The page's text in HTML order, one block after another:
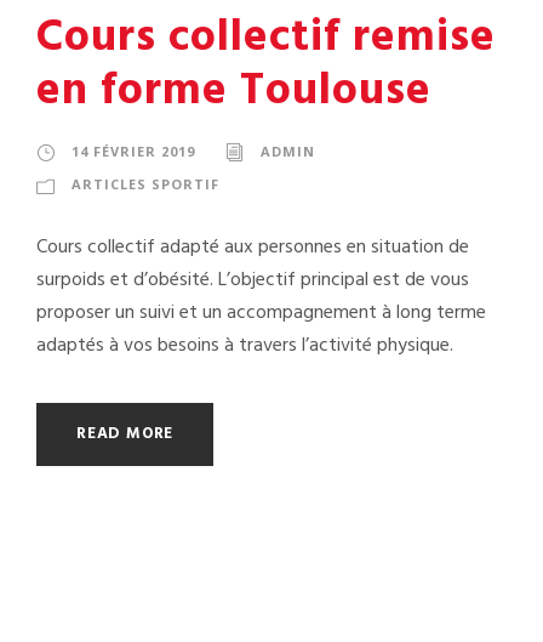
Cours collectif remise
en forme Toulouse
14 FÉVRIER 2019
ADMIN
ARTICLES SPORTIF
Cours collectif adapté aux personnes en situation de
surpoids et d’obésité. L’objectif principal est de vous
proposer un suivi et un accompagnement à long terme
adaptés à vos besoins à travers l’activité physique.
READ MORE